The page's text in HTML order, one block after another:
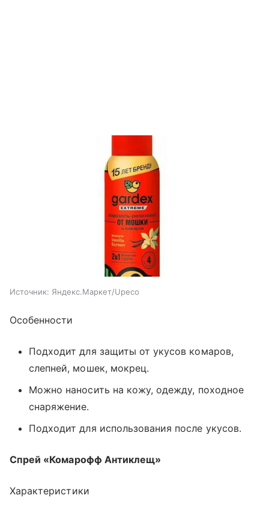
Источник: Яндекс.Маркет/Upeco
Особенности
Подходит для защиты от укусов комаров,
слепней, мошек, мокрец.
Можно наносить на кожу, одежду, походное
снаряжение.
Подходит для использования после укусов.
Спрей «Комарофф Антиклещ»
Характеристики